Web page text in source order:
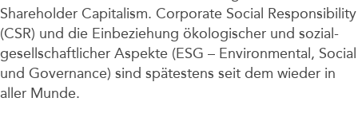
Shareholder Capitalism. Corporate Social Responsibility
(CSR) und die Einbeziehung ökologischer und sozial-
gesellschaftlicher Aspekte (ESG – Environmental, Social
und Governance) sind spätestens seit dem wieder in
aller Munde.